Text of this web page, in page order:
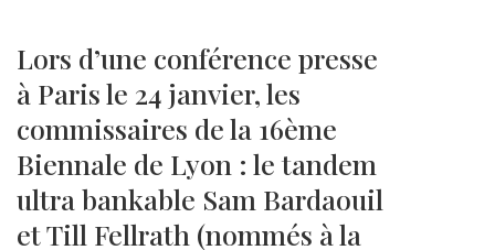
Lors d’une conférence presse
à Paris le 24 janvier, les
commissaires de la 16ème
Biennale de Lyon : le tandem
ultra bankable Sam Bardaouil
et Till Fellrath (nommés à la